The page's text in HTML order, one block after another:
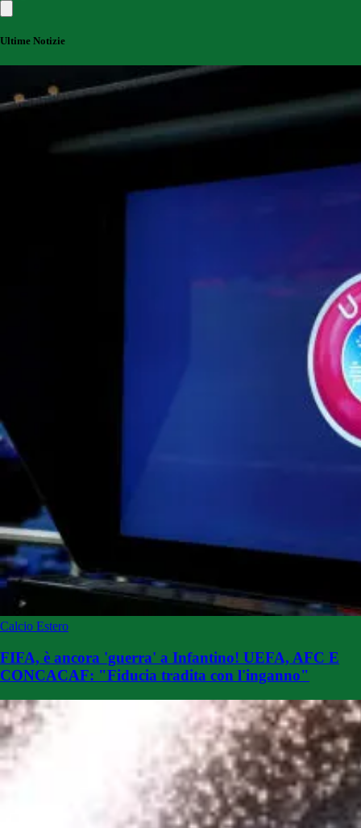
Ultime Notizie
Calcio Estero
FIFA, è ancora 'guerra' a Infantino! UEFA, AFC E
CONCACAF: "Fiducia tradita con l'inganno"